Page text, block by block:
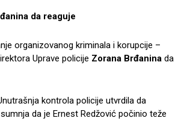
da reaguje
organizovanog kriminala i korupcije –
Uprave policije Zorana Brđanina da
kontrola policije utvrdila da
da je Ernest Redžović počinio teže